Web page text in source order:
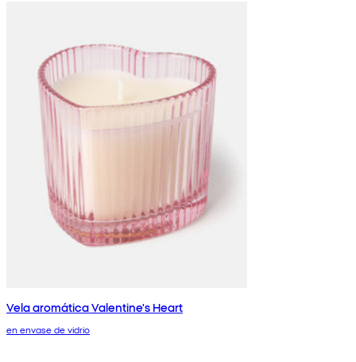
Vela aromática Valentine's Heart
en envase de vidrio